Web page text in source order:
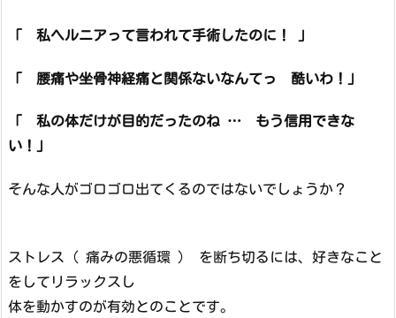
「 私ヘルニアって言われて手術したのに！ 」
「 腰痛や坐骨神経痛と関係ないなんてっ 酷いわ！」
「 私の体だけが目的だったのね … もう信用できな
い！」
そんな人がゴロゴロ出てくるのではないでしょうか？
ストレス ( 痛みの悪循環 ） を断ち切るには、好きなこと
をしてリラックスし
体を動かすのが有効とのことです。